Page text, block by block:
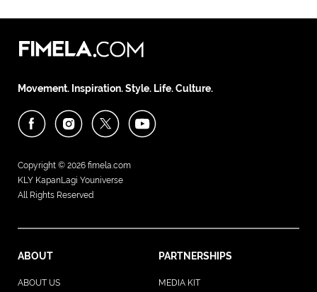
Movement. Inspiration. Style. Life. Culture.
Copyright © 2026 fimela.com
KLY KapanLagi Youniverse
All Rights Reserved
ABOUT PARTNERSHIPS
ABOUT US MEDIA KIT